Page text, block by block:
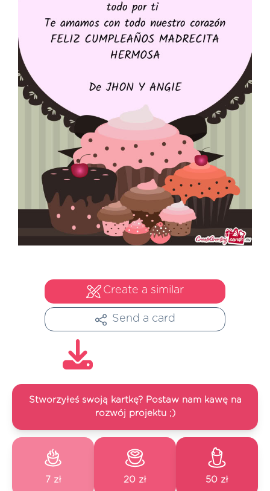
Create a similar
Send a card
Stworzyłeś swoją kartkę? Postaw nam kawę na
rozwój projektu ;)
7 zł 20 zł 50 zł